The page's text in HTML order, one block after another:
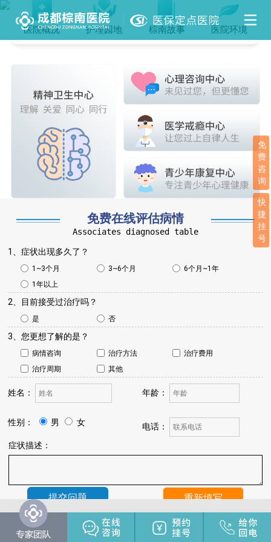
医院概况 护理园地 棕南故事 医院环境
免费在线评估病情
Associates diagnosed table
1、症状出现多久了？
1~3个月 3~6个月
6个月~1年
1年以上
2、目前接受过治疗吗？
是 否
3、您更想了解的是？
病情咨询 治疗方法
治疗费用
治疗周期
其他
姓名： 年龄：
性别： 男 女
电话：
症状描述：
温馨提示：
我院将于24小时内与您联系，请保持手机畅通，注
意来电。
免
费
咨
询
快
捷
挂
号